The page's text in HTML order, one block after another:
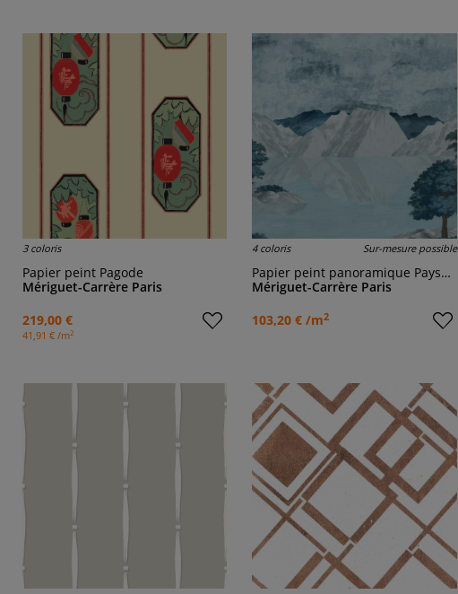
3 coloris
Papier peint Pagode
Mériguet-Carrère Paris
219,00 €
41,91 € /m2
4 coloris Sur-mesure possible
Papier peint panoramique Paysages d'Auriane
Mériguet-Carrère Paris
103,20 € /m2